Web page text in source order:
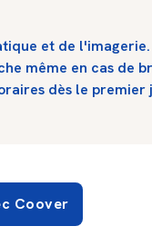
et de
même en cas de
dès le
Coover